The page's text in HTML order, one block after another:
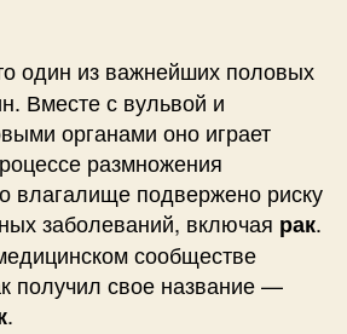
один из важнейших половых
Вместе с вульвой и
органами оно играет
размножения
влагалище подвержено риску
заболеваний, включая рак.
сообществе
получил свое название —
.